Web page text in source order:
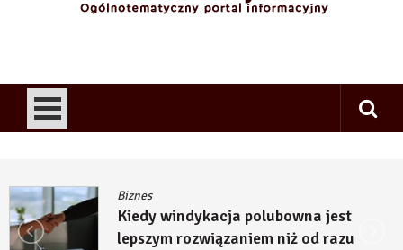
Biznes
Kiedy windykacja polubowna jest
lepszym rozwiązaniem niż od razu